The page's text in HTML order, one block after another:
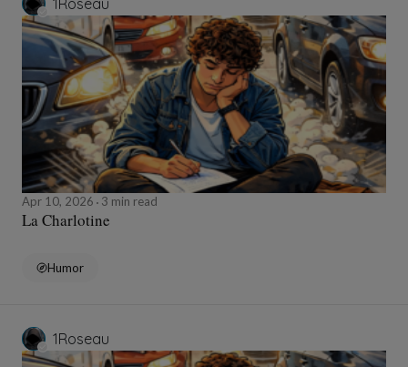
1Roseau
Apr 10, 2026 3 min read
La Charlotine
Humor
1Roseau